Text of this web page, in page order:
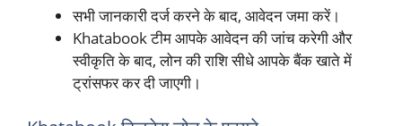
सभी जानकारी दर्ज करने के बाद, आवेदन जमा करें।
Khatabook टीम आपके आवेदन की जांच करेगी और
स्वीकृति के बाद, लोन की राशि सीधे आपके बैंक खाते में
ट्रांसफर कर दी जाएगी।